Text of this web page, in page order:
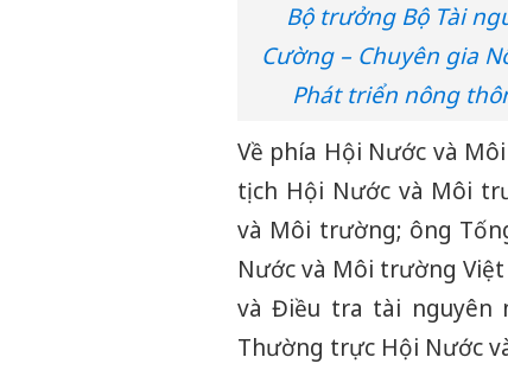
Bộ trưởng Bộ Tài
Cường – Chuyên gia
Phát triển nông
Về phía Hội Nước và
tịch Hội Nước và Môi
và Môi trường; ông
Nước và Môi trường
và Điều tra tài nguyên
Thường trực Hội Nước